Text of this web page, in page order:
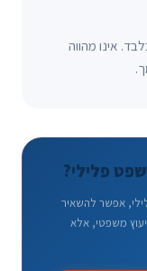
אינו מהווה
פלילי?
אפשר להשאיר
משפטי, אלא